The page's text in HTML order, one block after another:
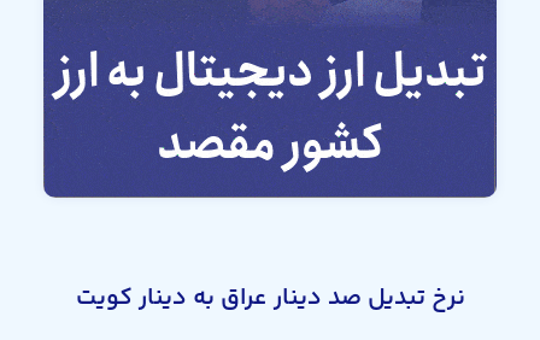
نرخ تبدیل صد دینار عراق به دینار کویت